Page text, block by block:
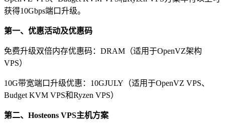
获得10Gbps端口升级。
第一、优惠活动及优惠码
免费升级双倍内存优惠码： DRAM （适用于OpenVZ架构
VPS）
10G带宽端口升级优惠： 10GJULY （适用于OpenVZ VPS、
Budget KVM VPS和Ryzen VPS）
第二、Hosteons VPS主机方案